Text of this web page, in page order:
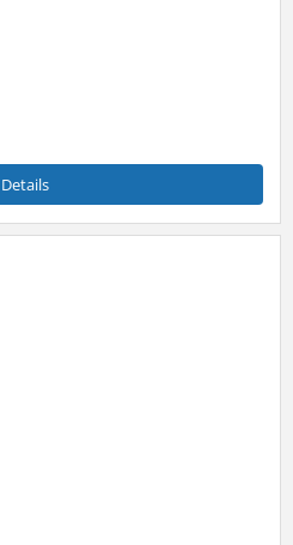
Details